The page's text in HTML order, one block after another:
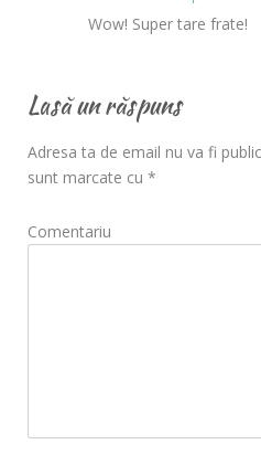
Wow! Super tare frate!
Lasă un răspuns
Adresa ta de email nu va fi
sunt marcate cu *
Comentariu